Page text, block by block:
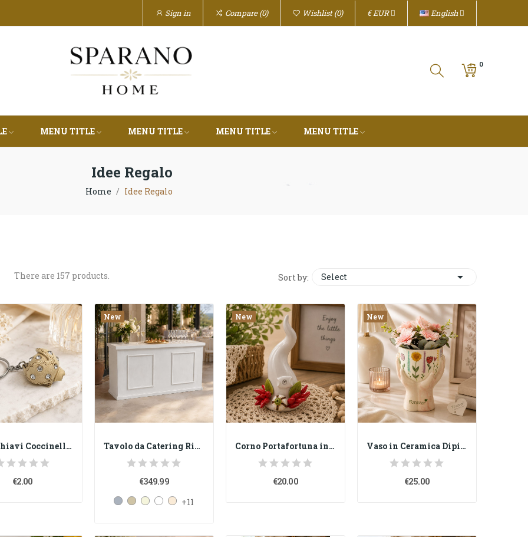
Sign in Compare 0 Wishlist 0 € EUR English
0
MENU TITLE MENU TITLE MENU TITLE MENU TITLE
Idee Regalo
Home Idee Regalo
There are 157 products. Sort by: Select 
Portachiavi Coccinella Portafortuna in Resina...
€2.00
New
Tavolo da Catering Richiudibile 162x61 h90 cm...
€349.99
+11
New
Corno Portafortuna in Porcellana di Capodimonte...
€20.00
New
Vaso in Ceramica Dipinto a Mano H 18 cm – Mani...
€25.00